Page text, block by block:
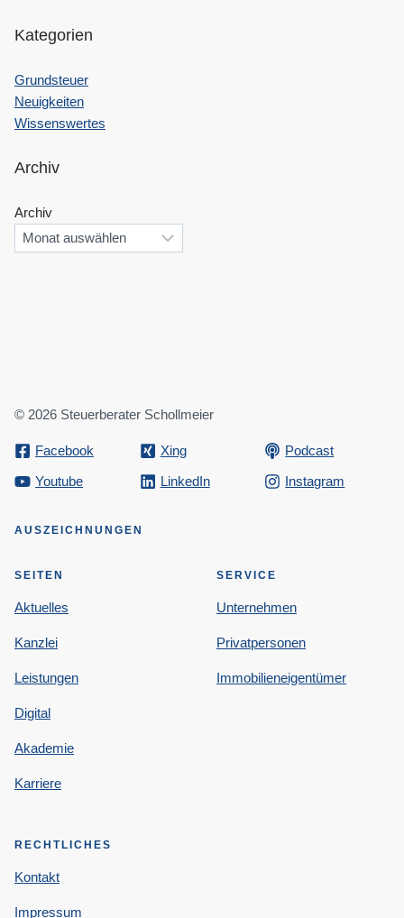
Kategorien
Grundsteuer
Neuigkeiten
Wissenswertes
Archiv
Archiv
© 2026 Steuerberater Schollmeier
Facebook Xing
Podcast
Youtube
LinkedIn Instagram
AUSZEICHNUNGEN
SEITEN
Aktuelles
Kanzlei
Leistungen
Digital
Akademie
Karriere
SERVICE
Unternehmen
Privatpersonen
Immobilieneigentümer
RECHTLICHES
Kontakt
Impressum